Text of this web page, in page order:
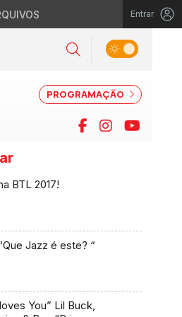
Entrar
Pesquisar
Alternar tema
PROGRAMAÇÃO
Facebook
Instagram
BTL 2017!
Jazz é este? “
You” Lil Buck,